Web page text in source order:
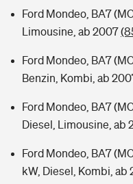
Ford Mondeo, BA7
Limousine, ab 2007
Ford Mondeo, BA7
Benzin, Kombi, ab
Ford Mondeo, BA7
Diesel, Limousine, ab
Ford Mondeo, BA7
kW, Diesel, Kombi, ab